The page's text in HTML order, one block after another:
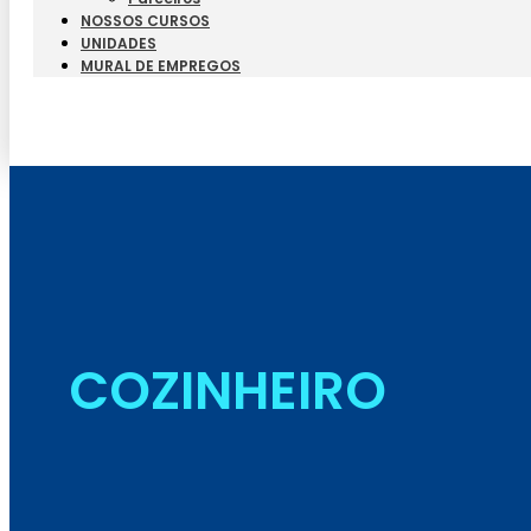
NOSSOS CURSOS
UNIDADES
MURAL DE EMPREGOS
COZINHEIRO